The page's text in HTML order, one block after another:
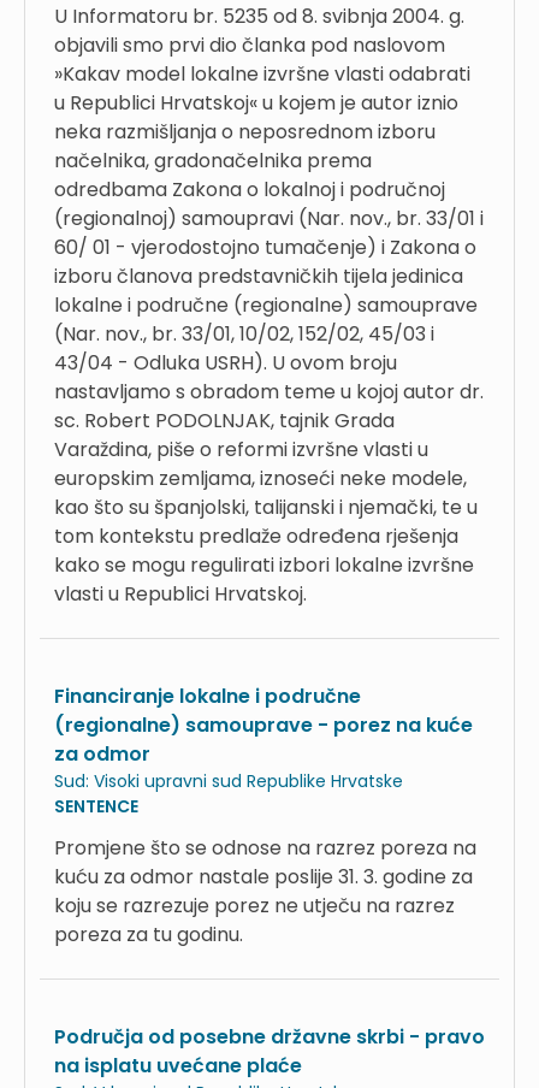
U Informatoru br. 5235 od 8. svibnja 2004. g.
objavili smo prvi dio članka pod naslovom
»Kakav model lokalne izvršne vlasti odabrati
u Republici Hrvatskoj« u kojem je autor iznio
neka razmišljanja o neposrednom izboru
načelnika, gradonačelnika prema
odredbama Zakona o lokalnoj i područnoj
(regionalnoj) samoupravi (Nar. nov., br. 33/01 i
60/ 01 - vjerodostojno tumačenje) i Zakona o
izboru članova predstavničkih tijela jedinica
lokalne i područne (regionalne) samouprave
(Nar. nov., br. 33/01, 10/02, 152/02, 45/03 i
43/04 - Odluka USRH). U ovom broju
nastavljamo s obradom teme u kojoj autor dr.
sc. Robert PODOLNJAK, tajnik Grada
Varaždina, piše o reformi izvršne vlasti u
europskim zemljama, iznoseći neke modele,
kao što su španjolski, talijanski i njemački, te u
tom kontekstu predlaže određena rješenja
kako se mogu regulirati izbori lokalne izvršne
vlasti u Republici Hrvatskoj.
Financiranje lokalne i područne
(regionalne) samouprave - porez na kuće
za odmor
Sud: Visoki upravni sud Republike Hrvatske
SENTENCE
Promjene što se odnose na razrez poreza na
kuću za odmor nastale poslije 31. 3. godine za
koju se razrezuje porez ne utječu na razrez
poreza za tu godinu.
Područja od posebne državne skrbi - pravo
na isplatu uvećane plaće